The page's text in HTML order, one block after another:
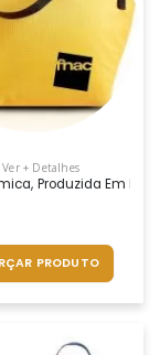
Espuma Laminada
Ver + Detalhes
Produzida Em
PRODUTO